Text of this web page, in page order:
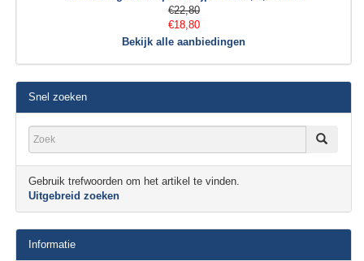
€22,80
€18,80
Bekijk alle aanbiedingen
Snel zoeken
Gebruik trefwoorden om het artikel te vinden.
Uitgebreid zoeken
Informatie